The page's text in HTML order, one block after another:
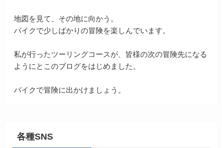
地図を見て、その地に向かう。
バイクで少しばかりの冒険を楽しんでいます。
私が行ったツーリングコースが、皆様の次の冒険先になる
ようにとこのブログをはじめました。
バイクで冒険に出かけましょう。
各種SNS